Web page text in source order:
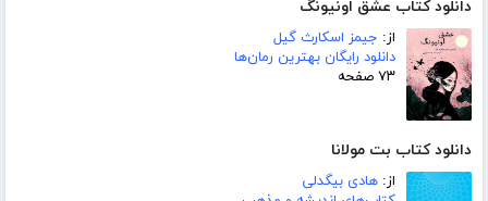
دانلود کتاب عشق اونیونگ
از: جیمز اسکارث گیل
دانلود رایگان بهترین رمان‌ها
۷۳ صفحه
دانلود کتاب بت مولانا
از: هادی بیگدلی